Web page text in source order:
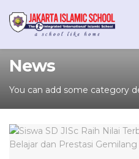
News
You can add some category